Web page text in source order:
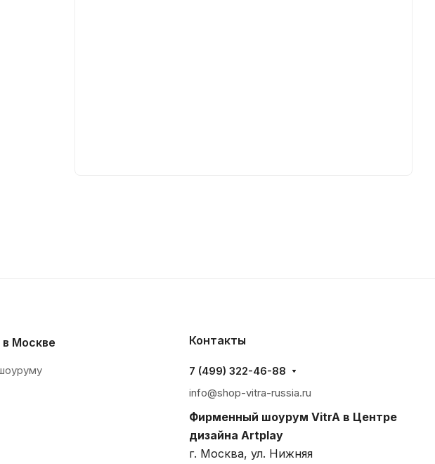
Москве Контакты
7 (499) 322-46-88
info@shop-vitra-russia.ru
Фирменный шоурум VitrA в Центре
дизайна Artplay
г. Москва, ул. Нижняя